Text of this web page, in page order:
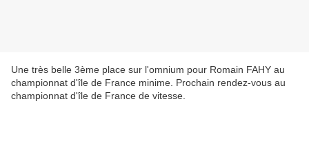
Une très belle 3ème place sur l'omnium pour Romain FAHY au
championnat d'île de France minime. Prochain rendez-vous au
championnat d'île de France de vitesse.